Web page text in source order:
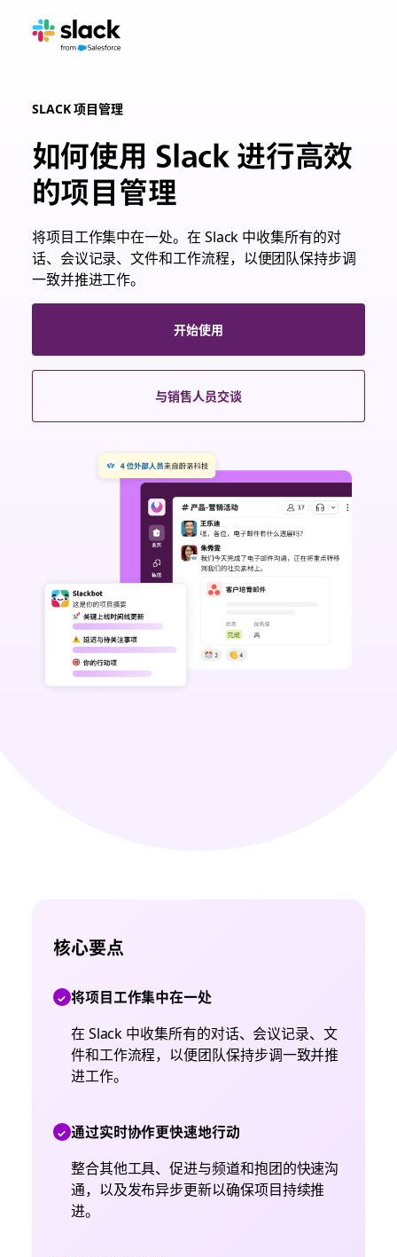
SLACK 项目管理
如何使用 Slack 进行高效
的项目管理
将项目工作集中在一处。在 Slack 中收集所有的对
话、会议记录、文件和工作流程，以便团队保持步调
一致并推进工作。
开始使用
与销售人员交谈
核心要点
将项目工作集中在一处
在 Slack 中收集所有的对话、会议记录、文
件和工作流程，以便团队保持步调一致并推
进工作。
通过实时协作更快速地行动
整合其他工具、促进与频道和抱团的快速沟
通，以及发布异步更新以确保项目持续推
进。